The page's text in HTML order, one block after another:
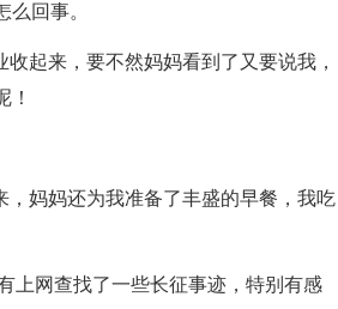
回事。
起来，要不然妈妈看到了又要说我，
！
妈妈还为我准备了丰盛的早餐，我吃
网查找了一些长征事迹，特别有感